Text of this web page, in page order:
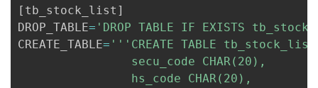
[ tb_stock_list ]
DROP_TABLE= 'DROP TABLE IF EXISTS
CREATE_TABLE= '''CREATE TABLE
                secu_code CHAR(20),
                hs_code CHAR(20),